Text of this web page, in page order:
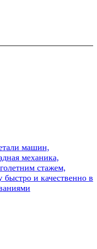
машин,
механика,
стажем,
и качественно в